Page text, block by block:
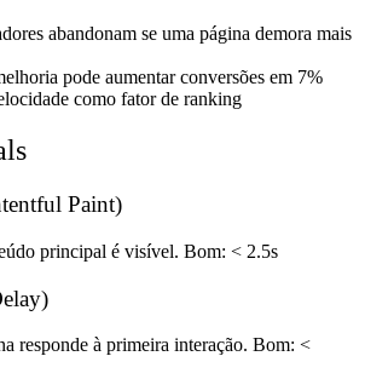
abandonam se uma página demora mais
pode aumentar conversões em 7%
como fator de ranking
Paint)
principal é visível. Bom: < 2.5s
responde à primeira interação. Bom: <